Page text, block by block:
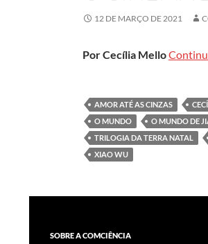
12 DE MARÇO DE 2021
Por Cecília Mello
AMOR ATÉ AS CINZAS
O MUNDO
O MUNDO DE
TRILOGIA DA TERRA NATAL
XIAO WU
SOBRE A COMCIÊNCIA